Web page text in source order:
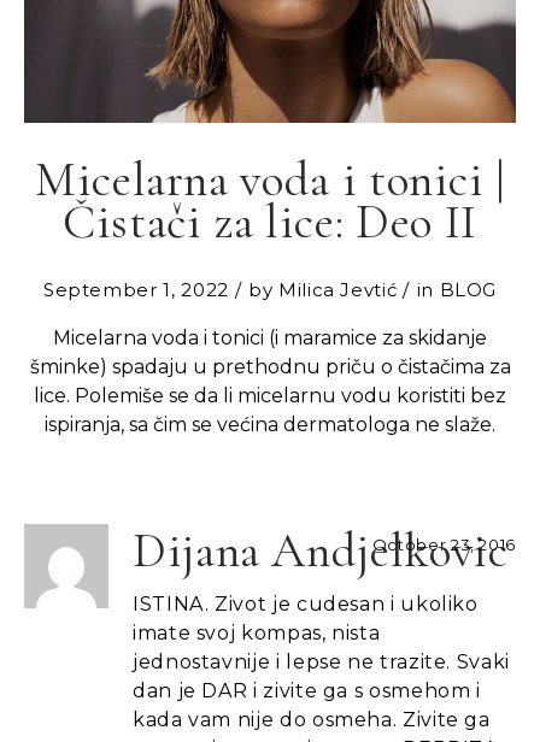
Micelarna voda i tonici |
Čistači za lice: Deo II
September 1, 2022 by Milica Jevtić in BLOG
Micelarna voda i tonici (i maramice za skidanje
šminke) spadaju u prethodnu priču o čistačima za
lice. Polemiše se da li micelarnu vodu koristiti bez
ispiranja, sa čim se većina dermatologa ne slaže.
Dijana Andjelkovic
October 23, 2016
ISTINA. Zivot je cudesan i ukoliko
imate svoj kompas, nista
jednostavnije i lepse ne trazite. Svaki
dan je DAR i zivite ga s osmehom i
kada vam nije do osmeha. Zivite ga